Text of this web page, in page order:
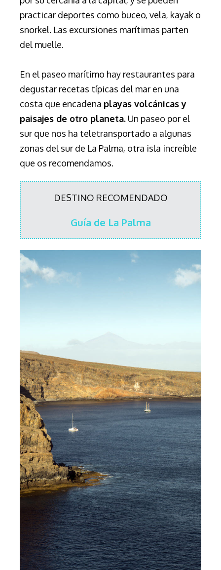
practicar deportes como buceo, vela, kayak o
snorkel. Las excursiones marítimas parten
del muelle.
En el paseo marítimo hay restaurantes para
degustar recetas típicas del mar en una
costa que encadena playas volcánicas y
paisajes de otro planeta. Un paseo por el
sur que nos ha teletransportado a algunas
zonas del sur de La Palma, otra isla increíble
que os recomendamos.
DESTINO RECOMENDADO
Guía de La Palma